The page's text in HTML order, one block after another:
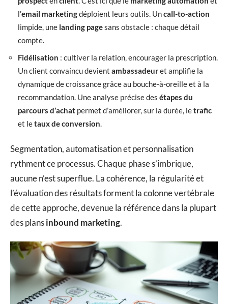
l’email marketingdéploient leurs outils. Uncall-to-action
limpide, une landing pagesans obstacle : chaque détail
compte.
Fidélisation : cultiver la relation, encourager la prescription.
Un client convaincu devient ambassadeuret amplifie la
dynamique de croissance grâce au bouche-à-oreille et à la
recommandation. Une analyse précise des étapes du
parcours d’achat permet d’améliorer, sur la durée, letrafic
et letaux de conversion.
Segmentation, automatisation et personnalisation
rythment ce processus. Chaque phase s’imbrique,
aucune n’est superflue. La cohérence, la régularité et
l’évaluation des résultats forment la colonne vertébrale
de cette approche, devenue la référence dans la plupart
des plansinbound marketing.